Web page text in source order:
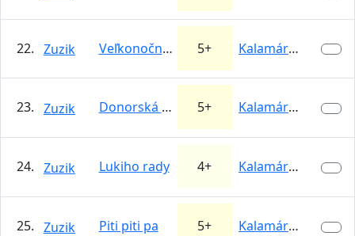
22. Zuzik Veľkonočný pondelok 5+ Kalamárka
23. Zuzik Donorská (variant za V+) 5+ Kalamárka
24. Zuzik Lukiho rady 4+ Kalamárka
25. Zuzik Piti piti pa 5+ Kalamárka